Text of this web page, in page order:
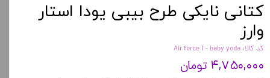
کتانی نایکی طرح بیبی یودا استار
وارز
کد کالا: Air force 1 - baby yoda
۴,۷۵۰,۰۰۰ تومان